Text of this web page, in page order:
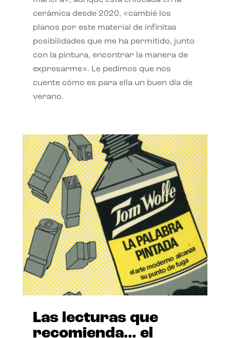
cerámica desde 2020, «cambié los
planos por este material de infinitas
posibilidades que me ha permitido, junto
con la pintura, encontrar la manera de
expresarme». Le pedimos que nos
cuente cómo es para ella un buen día de
verano.
Las lecturas que
recomienda… el